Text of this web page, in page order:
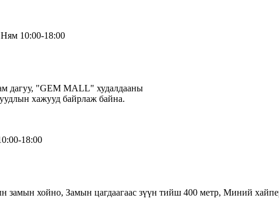
Ням 10:00-18:00
дагуу, "GEM MALL" худалдааны
хажууд байрлаж байна.
18:00
замын хойно, Замын цагдаагаас зүүн тийш 400 метр, Миний